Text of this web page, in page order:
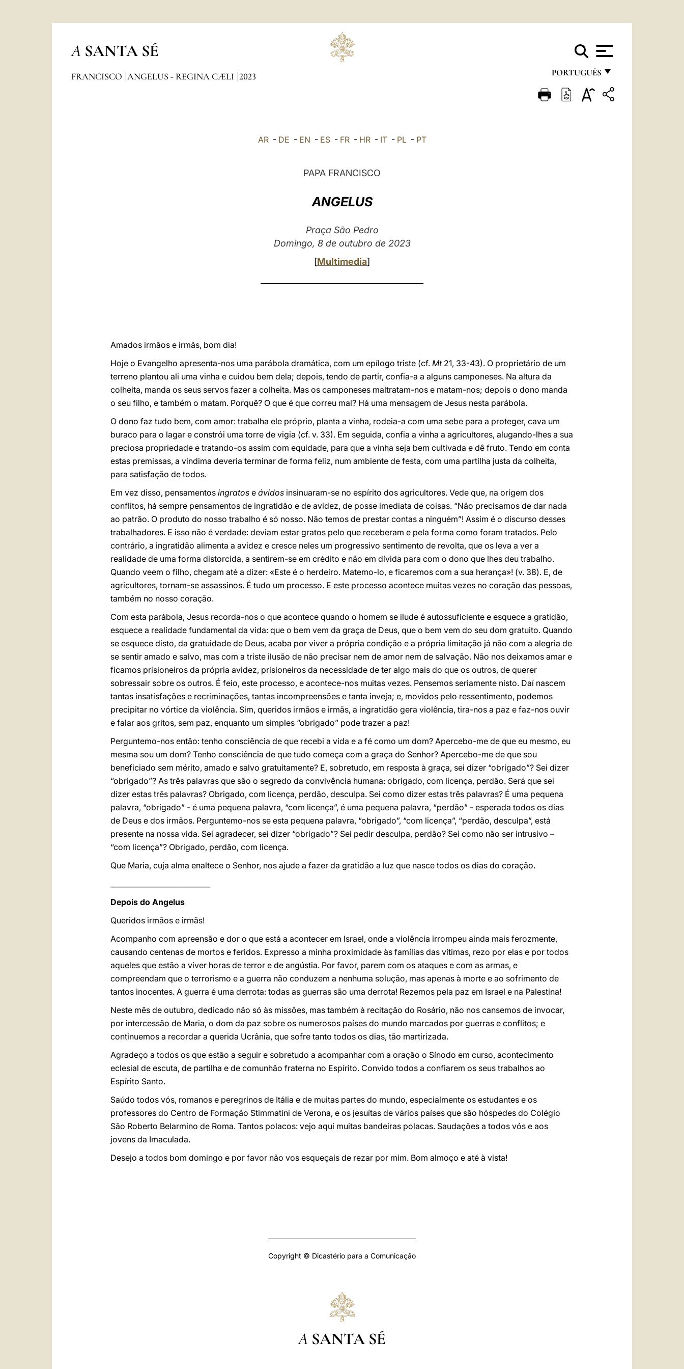
A SANTA SÉ
PORTUGUÊS
FRANÇAIS
FRANCISCO ANGELUS - REGINA CÆLI 2023
AR- DE - EN - ES- FR- HR- IT- PL- PT
PAPA FRANCISCO
ANGELUS
Praça São Pedro
Domingo, 8 de outubro de 2023
[Multimedia]
Amados irmãos e irmãs, bom dia!
Hoje o Evangelho apresenta-nos uma parábola dramática, com um epílogo triste (cf. Mt21, 33-43). O proprietário de um
terreno plantou ali uma vinha e cuidou bem dela; depois, tendo de partir, confia-a a alguns camponeses. Na altura da
colheita, manda os seus servos fazer a colheita. Mas os camponeses maltratam-nos e matam-nos; depois o dono manda
o seu filho, e também o matam. Porquê? O que é que correu mal? Há uma mensagem de Jesus nesta parábola.
O dono faz tudo bem, com amor: trabalha ele próprio, planta a vinha, rodeia-a com uma sebe para a proteger, cava um
buraco para o lagar e constrói uma torre de vigia (cf. v. 33). Em seguida, confia a vinha a agricultores, alugando-lhes a sua
preciosa propriedade e tratando-os assim com equidade, para que a vinha seja bem cultivada e dê fruto. Tendo em conta
estas premissas, a vindima deveria terminar de forma feliz, num ambiente de festa, com uma partilha justa da colheita,
para satisfação de todos.
Em vez disso, pensamentos ingratos e ávidos insinuaram-se no espírito dos agricultores. Vede que, na origem dos
conflitos, há sempre pensamentos de ingratidão e de avidez, de posse imediata de coisas. “Não precisamos de dar nada
ao patrão. O produto do nosso trabalho é só nosso. Não temos de prestar contas a ninguém”! Assim é o discurso desses
trabalhadores. E isso não é verdade: deviam estar gratos pelo que receberam e pela forma como foram tratados. Pelo
contrário, a ingratidão alimenta a avidez e cresce neles um progressivo sentimento de revolta, que os leva a ver a
realidade de uma forma distorcida, a sentirem-se em crédito e não em dívida para com o dono que lhes deu trabalho.
Quando veem o filho, chegam até a dizer: «Este é o herdeiro. Matemo-lo, e ficaremos com a sua herança»! (v. 38). E, de
agricultores, tornam-se assassinos. É tudo um processo. E este processo acontece muitas vezes no coração das pessoas,
também no nosso coração.
Com esta parábola, Jesus recorda-nos o que acontece quando o homem se ilude é autossuficiente e esquece a gratidão,
esquece a realidade fundamental da vida: que o bem vem da graça de Deus, que o bem vem do seu dom gratuito. Quando
se esquece disto, da gratuidade de Deus, acaba por viver a própria condição e a própria limitação já não com a alegria de
se sentir amado e salvo, mas com a triste ilusão de não precisar nem de amor nem de salvação. Não nos deixamos amar e
ficamos prisioneiros da própria avidez, prisioneiros da necessidade de ter algo mais do que os outros, de querer
sobressair sobre os outros. É feio, este processo, e acontece-nos muitas vezes. Pensemos seriamente nisto. Daí nascem
tantas insatisfações e recriminações, tantas incompreensões e tanta inveja; e, movidos pelo ressentimento, podemos
precipitar no vórtice da violência. Sim, queridos irmãos e irmãs, a ingratidão gera violência, tira-nos a paz e faz-nos ouvir
e falar aos gritos, sem paz, enquanto um simples “obrigado” pode trazer a paz!
Perguntemo-nos então: tenho consciência de que recebi a vida e a fé como um dom? Apercebo-me de que eu mesmo, eu
mesma sou um dom? Tenho consciência de que tudo começa com a graça do Senhor? Apercebo-me de que sou
beneficiado sem mérito, amado e salvo gratuitamente? E, sobretudo, em resposta à graça, sei dizer “obrigado”? Sei dizer
“obrigado”? As três palavras que são o segredo da convivência humana: obrigado, com licença, perdão. Será que sei
dizer estas três palavras? Obrigado, com licença, perdão, desculpa. Sei como dizer estas três palavras? É uma pequena
palavra, “obrigado” - é uma pequena palavra, “com licença”, é uma pequena palavra, “perdão” - esperada todos os dias
de Deus e dos irmãos. Perguntemo-nos se esta pequena palavra, “obrigado”, “com licença”, “perdão, desculpa”, está
presente na nossa vida. Sei agradecer, sei dizer “obrigado”? Sei pedir desculpa, perdão? Sei como não ser intrusivo –
“com licença”? Obrigado, perdão, com licença.
Que Maria, cuja alma enaltece o Senhor, nos ajude a fazer da gratidão a luz que nasce todos os dias do coração.
Depois do Angelus
Queridos irmãos e irmãs!
Acompanho com apreensão e dor o que está a acontecer em Israel, onde a violência irrompeu ainda mais ferozmente,
causando centenas de mortos e feridos. Expresso a minha proximidade às famílias das vítimas, rezo por elas e por todos
aqueles que estão a viver horas de terror e de angústia. Por favor, parem com os ataques e com as armas, e
compreendam que o terrorismo e a guerra não conduzem a nenhuma solução, mas apenas à morte e ao sofrimento de
tantos inocentes. A guerra é uma derrota: todas as guerras são uma derrota! Rezemos pela paz em Israel e na Palestina!
Neste mês de outubro, dedicado não só às missões, mas também à recitação do Rosário, não nos cansemos de invocar,
por intercessão de Maria, o dom da paz sobre os numerosos países do mundo marcados por guerras e conflitos; e
continuemos a recordar a querida Ucrânia, que sofre tanto todos os dias, tão martirizada.
Agradeço a todos os que estão a seguir e sobretudo a acompanhar com a oração o Sínodo em curso, acontecimento
eclesial de escuta, de partilha e de comunhão fraterna no Espírito. Convido todos a confiarem os seus trabalhos ao
Espírito Santo.
Saúdo todos vós, romanos e peregrinos de Itália e de muitas partes do mundo, especialmente os estudantes e os
professores do Centro de Formação Stimmatini de Verona, e os jesuítas de vários países que são hóspedes do Colégio
São Roberto Belarmino de Roma. Tantos polacos: vejo aqui muitas bandeiras polacas. Saudações a todos vós e aos
jovens da Imaculada.
Desejo a todos bom domingo e por favor não vos esqueçais de rezar por mim. Bom almoço e até à vista!
Copyright © Dicastério para a Comunicação
A SANTA SÉ